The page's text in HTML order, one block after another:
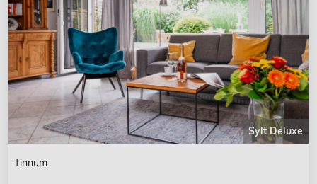
Sylt Deluxe
Tinnum